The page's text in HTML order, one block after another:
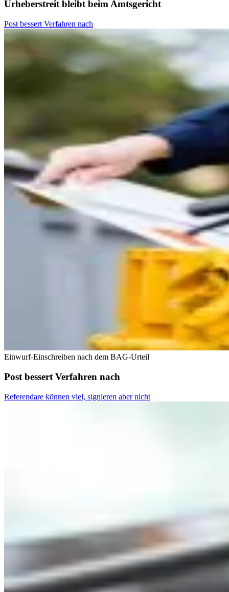
Urheberstreit bleibt beim Amtsgericht
Post bessert Verfahren nach
Einwurf-Einschreiben nach dem BAG-Urteil
Post bessert Verfahren nach
Referendare können viel, signieren aber nicht